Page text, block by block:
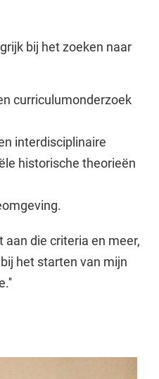
bij het zoeken naar
curriculumonderzoek
interdisciplinaire
historische theorieën
die criteria en meer,
het starten van mijn